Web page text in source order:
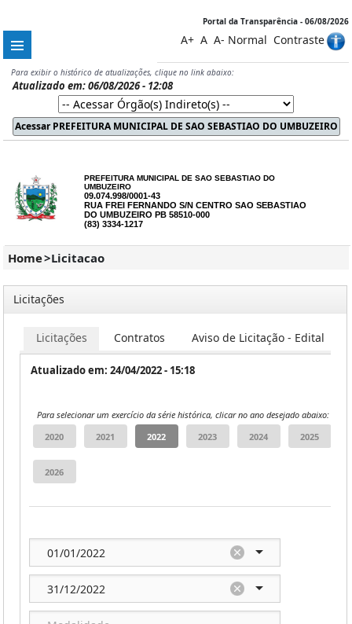
Portal da Transparência - 06/08/2026
A+ A A- Normal Contraste
Para exibir o histórico de atualizações, clique no link abaixo:
Atualizado em: 06/08/2026 - 12:08
PREFEITURA MUNICIPAL DE SAO SEBASTIAO DO
UMBUZEIRO
09.074.998/0001-43
RUA FREI FERNANDO S/N CENTRO SAO SEBASTIAO
DO UMBUZEIRO PB 58510-000
(83) 3334-1217
Home>Licitacao
Licitações
Licitações Contratos Aviso de Licitação - Edital
Atualizado em: 24/04/2022 - 15:18
Para selecionar um exercício da série histórica, clicar no ano desejado abaixo: